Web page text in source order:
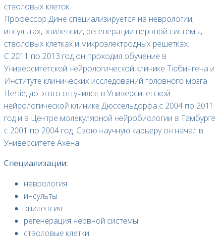
стволовых клеток.
Профессор Дине специализируется на неврологии,
инсультах, эпилепсии, регенерации нервной системы,
стволовых клетках и микроэлектродных решетках.
С 2011 по 2013 год он проходил обучение в
Университетской нейрологической клинике Тюбингена и
Институте клинических исследований головного мозга
Hertie, до этого он учился в Университетской
нейрологической клинике Дюссельдорфа с 2004 по 2011
год и в Центре молекулярной нейробиологии в Гамбурге
с 2001 по 2004 год. Свою научную карьеру он начал в
Университете Ахена.
Специализации:
неврология
инсульты
эпилепсия
регенерация нервной системы
стволовые клетки